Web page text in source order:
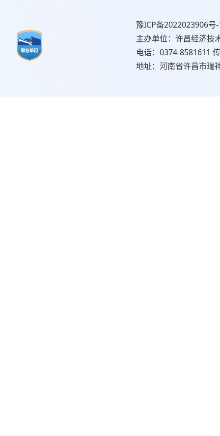
豫ICP备2022023906号
主办单位：许昌经济技
电话：0374-8581611
地址：河南省许昌市瑞